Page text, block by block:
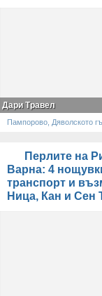
Дари Травел
Пампорово, Дяволското
Перлите на
Варна: 4
транспорт и
Ница, Кан и Сен